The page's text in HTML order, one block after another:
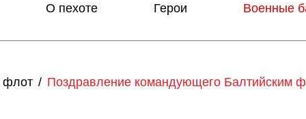
О пехоте Герои Военные
флот Поздравление командующего Балтийским